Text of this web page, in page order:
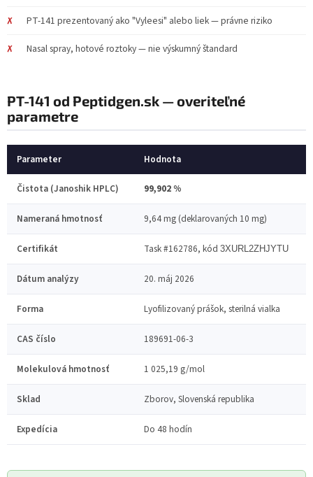
PT-141 prezentovaný ako "Vyleesi" alebo liek — právne riziko
Nasal spray, hotové roztoky — nie výskumný štandard
PT-141 od Peptidgen.sk — overiteľné
parametre
Parameter Hodnota
Čistota (Janoshik HPLC) 99,902 %
Nameraná hmotnosť 9,64 mg (deklarovaných 10 mg)
Certifikát Task #162786, kód 3XURL2ZHJYTU
Dátum analýzy 20. máj 2026
Forma Lyofilizovaný prášok, sterilná vialka
CAS číslo 189691-06-3
Molekulová hmotnosť 1 025,19 g/mol
Sklad Zborov, Slovenská republika
Expedícia Do 48 hodín